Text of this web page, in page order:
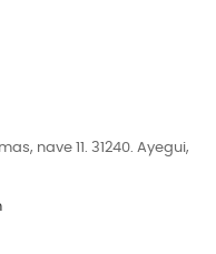
nave 11. 31240. Ayegui,